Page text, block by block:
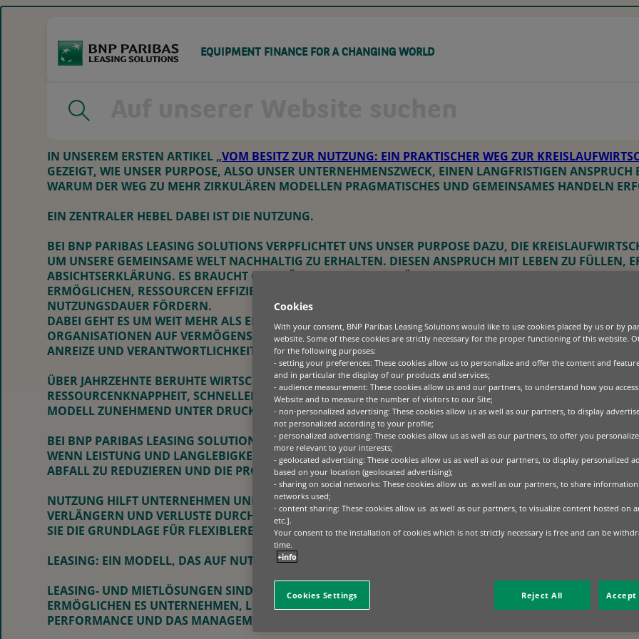
MAIN
CONTENT
EQUIPMENT FINANCE FOR A CHANGING WORLD
UNSERE MÄRKTE
AGRAR
FLURFÖRDERZEUGE
GREEN TECH
SPECIALISED TECHNOLOGY
ABSATZFINANZIERUNG
FINANZIERUNGSLÖSUNGEN FÜR
BLOG
NACHHALTIGKEIT
DIE
GESCHÄFTSBEREICHE
FÖRDERUNG UNSERER
MITARBEITENDEN
HOME |NUTZUNG: EIN ZENTRALER HEBEL FÜR DIE KREISLAUFWIRTSCHAFT
IN UNSEREM ERSTEN ARTIKEL „VOM BESITZ ZUR NUTZUNG: EIN PRAKTISCHER WEG ZUR
GEZEIGT, WIE UNSER PURPOSE, ALSO UNSER UNTERNEHMENSZWECK, EINEN LANGFRISTIGEN ANSPRUCH
WARUM DER WEG ZU MEHR ZIRKULÄREN MODELLEN PRAGMATISCHES UND GEMEINSAMES HANDELN
EIN ZENTRALER HEBEL DABEI IST DIE NUTZUNG.
BEI BNP PARIBAS LEASING SOLUTIONS VERPFLICHTET UNS UNSER PURPOSE DAZU, DIE
M UNSERE GEMEINSAME WELT NACHHALTIG ZU ERHALTEN. DIESEN ANSPRUCH MIT LEBEN ZU FÜLLEN,
BSICHTSERKLÄRUNG. ES BRAUCHT GESCHÄFTSMODELLE, DIE LÄNGERE LEBENSZYKLEN VON ANLAGEN,
RMÖGLICHEN, RESSOURCEN EFFIZIENTER NUTZEN UND EIN VERANTWORTUNGSVOLLES MANAGEMENT AM
UTZUNGSDAUER FÖRDERN.
DABEI GEHT ES UM WEIT MEHR ALS EINEN SPRACHLICHEN WANDEL. DAS PRINZIP DER NUTZUNG
ORGANISATIONEN AUF VERMÖGENSWERTE ZUGREIFEN, SIE ÜBER DIE ZEIT STEUERN UND DARAUS WERT
ANREIZE UND VERANTWORTLICHKEITEN ÜBER DEN GESAMTEN LEBENSZYKLUS HINWEG.
ÜBER JAHRZEHNTE BERUHTE WIRTSCHAFTLICHE LEISTUNG VOR ALLEM AUF EIGENTUM. DOCH IN EINER
RESSOURCENKNAPPHEIT, SCHNELLEM TECHNOLOGISCHEM WANDEL UND STEIGENDEN
MODELL ZUNEHMEND UNTER DRUCK.
BEI BNP PARIBAS LEASING SOLUTIONS VERTRETEN WIR DESHALB EINEN ANDEREN ANSATZ: BESSER
WENN LEISTUNG UND LANGLEBIGKEIT STÄRKER ZÄHLEN ALS VOLUMEN, KÖNNEN NUTZUNGSBASIERTE
ABFALL ZU REDUZIEREN UND DIE PRODUKTIVITÄT VON VERMÖGENSWERTEN ZU STEIGERN.
NUTZUNG HILFT UNTERNEHMEN UND ORGANISATIONEN DABEI, DIE AUSLASTUNG ZU OPTIMIEREN,
VERLÄNGERN UND VERLUSTE DURCH UNTERAUSLASTUNG ODER VORZEITIGE OBSOLESZENZ ZU
SIE DIE GRUNDLAGE FÜR FLEXIBLERE LÖSUNGEN, DIE SICH AN VERÄNDERTE BETRIEBLICHE
LEASING: EIN MODELL, DAS AUF NUTZUNG BASIERT
LEASING- UND MIETLÖSUNGEN SIND IHREM WESEN NACH NICHT AUF EIGENTUM, SONDERN AUF ZUGANG
ERMÖGLICHEN ES UNTERNEHMEN, LEISTUNGSFÄHIGE MASCHINEN, ANLAGEN ODER GERÄTE ZU NUTZEN
PERFORMANCE UND DAS MANAGEMENT AM ENDE DER NUTZUNGSDAUER STÄRKER LANGFRISTIG ZU
Cookies
With your consent, BNP Paribas Leasing Solutions would like to use cookies placed by us or by
website. Some of these cookies are strictly necessary for the proper functioning of this website.
for the following purposes:
- setting your preferences: These cookies allow us to personalize and offer the content and
and in particular the display of our products and services;
- audience measurement: These cookies allow us and our partners, to understand how you
Website and to measure the number of visitors to our Site;
- non-personalized advertising: These cookies allow us as well as our partners, to display
not personalized according to your profile;
- personalized advertising: These cookies allow us as well as our partners, to offer you
more relevant to your interests;
- geolocated advertising: These cookies allow us as well as our partners, to display personalized
based on your location (geolocated advertising);
- sharing on social networks: These cookies allow us as well as our partners, to share
networks used;
- content sharing: These cookies allow us as well as our partners, to visualize content hosted on
etc.].
Your consent to the installation of cookies which is not strictly necessary is free and can be
time.
+info
Cookies Settings Reject All Accept